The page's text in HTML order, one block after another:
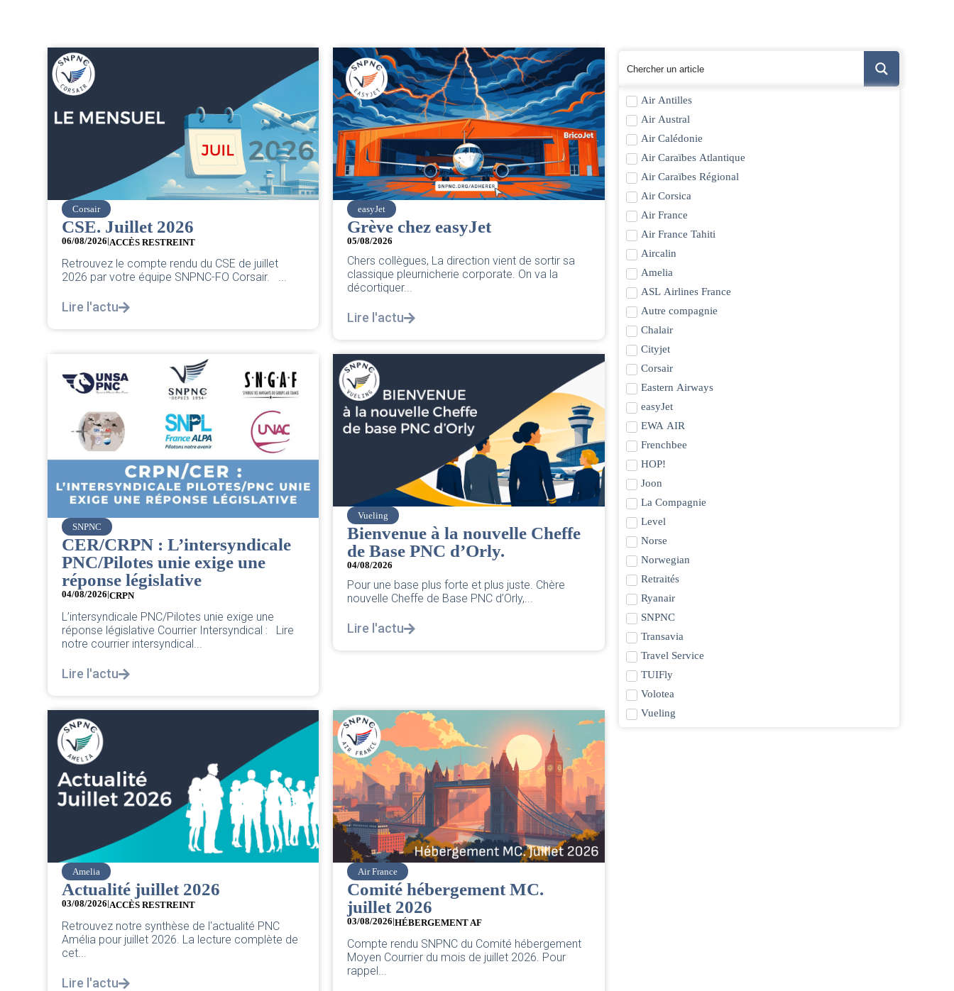
Corsair
CSE. Juillet 2026
06/08/2026|ACCÈS RESTREINT
Retrouvez le compte rendu du CSE de juillet
2026 par votre équipe SNPNC-FO Corsair. ...
Lire l'actu
easyJet
Grève chez easyJet
05/08/2026
Chers collègues, La direction vient de sortir sa
classique pleurnicherie corporate. On va la
décortiquer...
Lire l'actu
SNPNC
CER/CRPN : L’intersyndicale
PNC/Pilotes unie exige une
réponse législative
04/08/2026|CRPN
L’intersyndicale PNC/Pilotes unie exige une
réponse législative Courrier Intersyndical : Lire
notre courrier intersyndical...
Lire l'actu
Vueling
Bienvenue à la nouvelle Cheffe
de Base PNC d’Orly.
04/08/2026
Pour une base plus forte et plus juste. Chère
nouvelle Cheffe de Base PNC d’Orly,...
Lire l'actu
Amelia
Actualité juillet 2026
03/08/2026|ACCÈS RESTREINT
Retrouvez notre synthèse de l'actualité PNC
Amélia pour juillet 2026. La lecture complète de
cet...
Lire l'actu
Air France
Comité hébergement MC.
juillet 2026
03/08/2026|HÉBERGEMENT AF
Compte rendu SNPNC du Comité hébergement
Moyen Courrier du mois de juillet 2026. Pour
rappel...
Air Antilles
Air Austral
Air Calédonie
Air Caraïbes Atlantique
Air Caraïbes Régional
Air Corsica
Air France
Air France Tahiti
Aircalin
Amelia
ASL Airlines France
Autre compagnie
Chalair
Cityjet
Corsair
Eastern Airways
easyJet
EWA AIR
Frenchbee
HOP!
Joon
La Compagnie
Level
Norse
Norwegian
Retraités
Ryanair
SNPNC
Transavia
Travel Service
TUIFly
Volotea
Vueling